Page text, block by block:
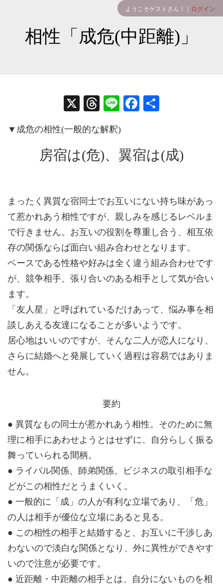
ようこそゲストさん！｜ ログイン
相性「成危(中距離)」
X
T
ea
ds
Li
Fa
ok
▼成危の相性(一般的な解釈)
房宿は(危)、翼宿は(成)
まったく異質な宿同士でお互いにない持ち味があっ
て惹かれあう相性ですが、親しみを感じるレベルま
で行きません。お互いの役割を尊重し合う、相互依
存の関係ならば面白い組み合わせとなります。
ベースである性格や好みは全く違う組み合わせです
が、競争相手、張り合いのある相手として気が合い
ます。
「友人星」と呼ばれているだけあって、悩み事を相
談しあえる友達になることが多いようです。
居心地はいいのですが、そんな二人が恋人になり、
さらに結婚へと発展していく過程は容易ではありま
せん。
要約
● 異質なもの同士が惹かれあう相性。そのために無
理に相手にあわせようとはせずに、自分らしく振る
舞っていられる間柄。
● ライバル関係、師弟関係、ビジネスの取引相手な
どがこの相性だとうまくいく。
● 一般的に「成」の人が有利な立場であり、「危」
の人は相手が優位な立場にあると見る。
● この相性の相手と結婚すると、お互いに干渉しあ
わないので淡白な関係となり、外に異性ができやす
いので注意が必要です。
● 近距離・中距離の相手とは、自分にないものを相